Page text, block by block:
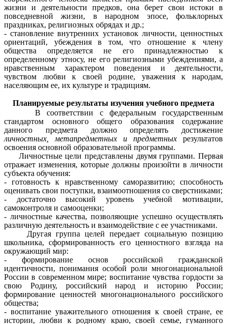
жизни и деятельности предков, она берет свои истоки в
повседневной жизни, в народном эпосе, фольклорных
праздниках, религиозных обрядах и др.;
- становление внутренних установок личности, ценностных
ориентаций, убеждения в том, что отношение к члену
общества определяется не его принадлежностью к
определенному этносу, не его религиозными убеждениями, а
нравственным характером поведения и деятельности,
чувством любви к своей родине, уважения к народам,
населяющим ее, их культуре и традициям.
Планируемые результаты изучения учебного предмета
В соответствии с федеральным государственным
стандартом основного общего образования содержание
данного предмета должно определять достижение
личностных,
метапредметных и предметных результатов
освоения основной образовательной программы.
Личностные цели представлены двумя группами. Первая
отражает изменения, которые должны произойти в личности
субъекта обучения:
- готовность к нравственному саморазвитию; способность
оценивать свои поступки, взаимоотношения со сверстниками;
- достаточно высокий уровень учебной мотивации,
самоконтроля и самооценки;
- личностные качества, позволяющие успешно осуществлять
различную деятельность и взаимодействие с ее участниками.
Другая группа целей передает социальную позицию
школьника, сформированность его ценностного взгляда на
окружающий мир:
- формирование основ российской гражданской
идентичности, понимания особой роли многонациональной
России в современном мире; воспитание чувства гордости за
свою Родину, российский народ и историю России;
формирование ценностей многонационального российского
общества;
- воспитание уважительного отношения к своей стране, ее
истории, любви к родному краю, своей семье, гуманного